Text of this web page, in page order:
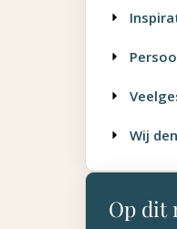
Wij
Op dit